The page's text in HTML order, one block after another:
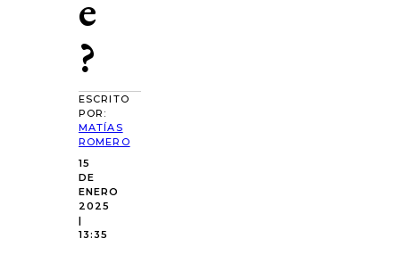
?
ESCRITO
POR:
MATÍAS
ROMERO
15
DE
ENERO
2025
|
13:35